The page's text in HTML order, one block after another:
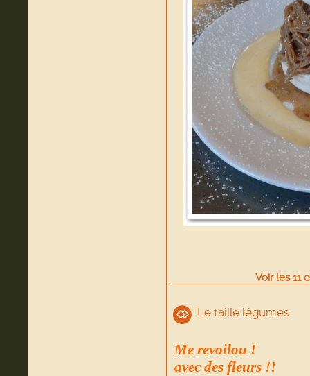
Voir les11
Le taille légumes
Me revoilou !
avec des fleurs !!